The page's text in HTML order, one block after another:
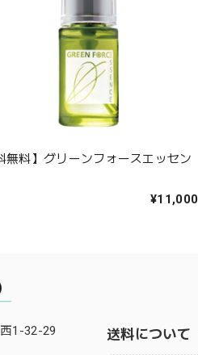
無料】グリーンフォースエッセン
¥11,000
1-32-29
送料について